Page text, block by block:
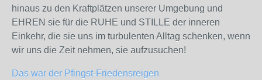
hinaus zu den Kraftplätzen unserer Umgebung und
EHREN sie für die RUHE und STILLE der inneren
Einkehr, die sie uns im turbulenten Alltag schenken, wenn
wir uns die Zeit nehmen, sie aufzusuchen!
Das war der Pfingst-Friedensreigen